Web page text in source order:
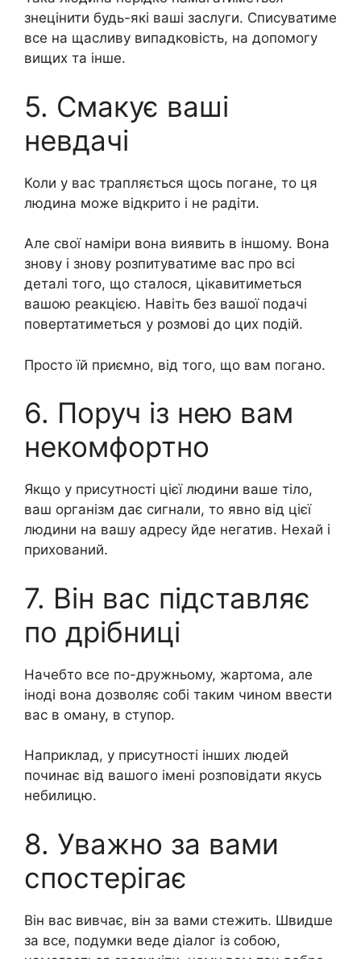
знецінити будь-які ваші заслуги. Списуватиме
все на щасливу випадковість, на допомогу
вищих та інше.
5. Смакує ваші
невдачі
Коли у вас трапляється щось погане, то ця
людина може відкрито і не радіти.
Але свої наміри вона виявить в іншому. Вона
знову і знову розпитуватиме вас про всі
деталі того, що сталося, цікавитиметься
вашою реакцією. Навіть без вашої подачі
повертатиметься у розмові до цих подій.
Просто їй приємно, від того, що вам погано.
6. Поруч із нею вам
некомфортно
Якщо у присутності цієї людини ваше тіло,
ваш організм дає сигнали, то явно від цієї
людини на вашу адресу йде негатив. Нехай і
прихований.
7. Він вас підставляє
по дрібниці
Начебто все по-дружньому, жартома, але
іноді вона дозволяє собі таким чином ввести
вас в оману, в ступор.
Наприклад, у присутності інших людей
починає від вашого імені розповідати якусь
небилицю.
8. Уважно за вами
спостерігає
Він вас вивчає, він за вами стежить. Швидше
за все, подумки веде діалог із собою,